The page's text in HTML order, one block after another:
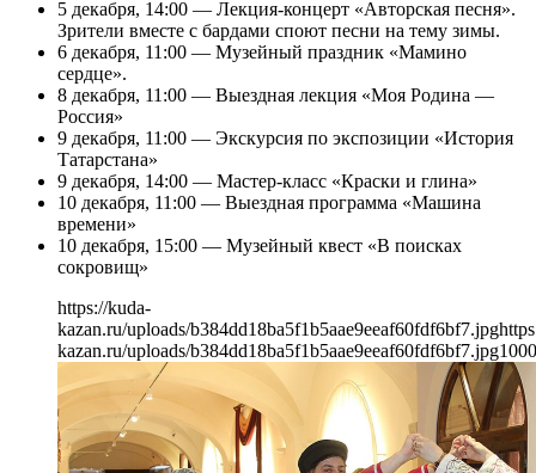
5 декабря, 14:00 — Лекция-концерт «Авторская песня».
Зрители вместе с бардами споют песни на тему зимы.
6 декабря, 11:00 — Музейный праздник «Мамино
сердце».
8 декабря, 11:00 — Выездная лекция «Моя Родина —
Россия»
9 декабря, 11:00 — Экскурсия по экспозиции «История
Татарстана»
9 декабря, 14:00 — Мастер-класс «Краски и глина»
10 декабря, 11:00 — Выездная программа «Машина
времени»
10 декабря, 15:00 — Музейный квест «В поисках
сокровищ»
https://kuda-
kazan.ru/uploads/b384dd18ba5f1b5aae9eeaf60fdf6bf7.jpg
kazan.ru/uploads/b384dd18ba5f1b5aae9eeaf60fdf6bf7.jpg1000